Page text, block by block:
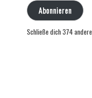
Adresse
Abonnieren
Schließe dich 374